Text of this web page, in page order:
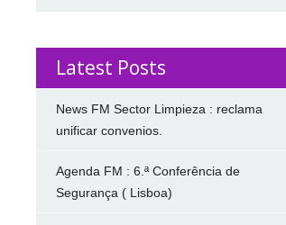
Latest Posts
News FM Sector Limpieza : reclama
unificar convenios.
Agenda FM : 6.ª Conferência de
Segurança ( Lisboa)